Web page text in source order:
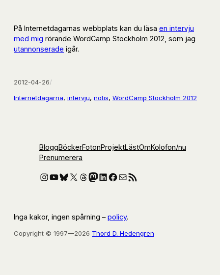
På Internetdagarnas webbplats kan du läsa en intervju
med mig rörande WordCamp Stockholm 2012, som jag
utannonserade igår.
2012-04-26/
Internetdagarna, intervju, notis, WordCamp Stockholm 2012
BloggBöckerFotonProjektLästOmKolofon/nu
Prenumerera
Instagram
YouTube
Bluesky
X Threads
Mastodon
LinkedIn
Facebook
E-postRSS-flöde
Inga kakor, ingen spårning – policy.
Copyright © 1997—2026 Thord D. Hedengren